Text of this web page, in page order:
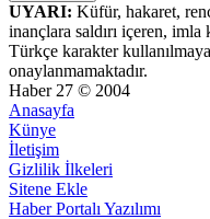
UYARI: Küfür, hakaret,
inançlara saldırı içeren, imla
Türkçe karakter
onaylanmamaktadır.
Haber 27 © 2004
Anasayfa
Künye
İletişim
Gizlilik İlkeleri
Sitene Ekle
Haber Portalı Yazılımı